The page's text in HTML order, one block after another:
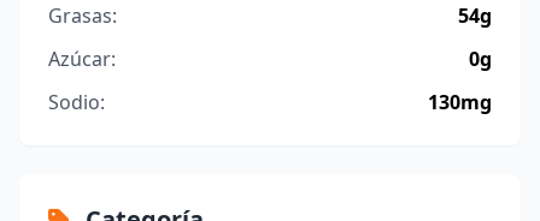
Grasas:
54g
Azúcar:
0g
Sodio:
130mg